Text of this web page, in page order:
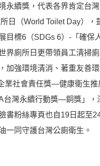
續獎，代表各界肯定台
日（World Toilet Day）
目標6（SDGs 6）-「確保
廁所日更帶領員工清掃
強環境清消、著重友善
業社會責任獎—健康衛生
灣永續行動獎—銅獎」，
粉絲專頁也自19日起至
一同守護台灣公廁衛生。